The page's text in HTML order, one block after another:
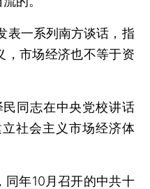
一系列南方谈话，指
，市场经济也不等于资
同志在中央党校讲话
社会主义市场经济体
年10月召开的中共十